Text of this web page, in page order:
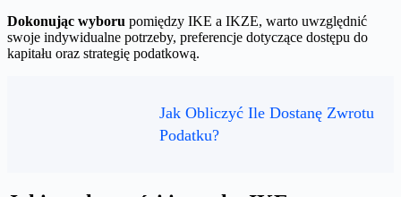
Dokonując wyboru pomiędzy IKE a IKZE, warto uwzględnić
swoje indywidualne potrzeby, preferencje dotyczące dostępu do
kapitału oraz strategię podatkową.
Jak Obliczyć Ile Dostanę Zwrotu
Podatku?